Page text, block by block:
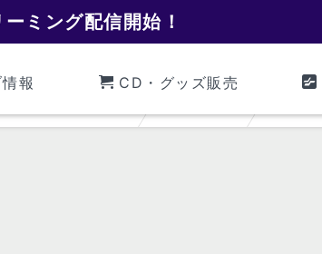
ミング配信開始！
報 CD・グッズ販売